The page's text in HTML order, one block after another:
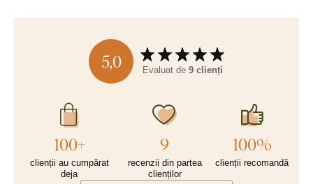
5,0 Evaluat de 9 clienți
100+
clienții au cumpărat
deja
9
recenzii din partea
clienților
100%
clienții recomandă